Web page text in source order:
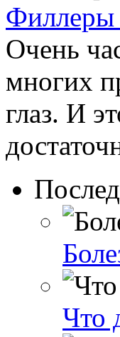
Филлеры
Очень
многих
глаз. И
Что